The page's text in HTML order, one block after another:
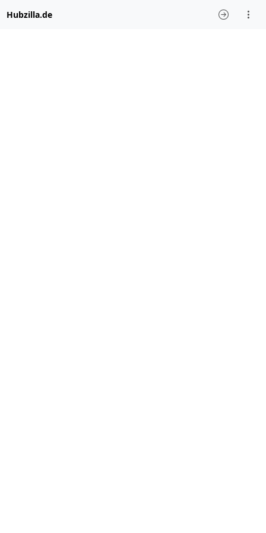
Hubzilla.de